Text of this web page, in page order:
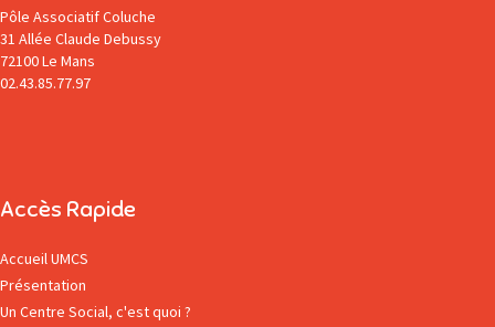
Pôle Associatif Coluche
31 Allée Claude Debussy
72100 Le Mans
02.43.85.77.97
Accès Rapide
Accueil UMCS
Présentation
Un Centre Social, c'est quoi ?